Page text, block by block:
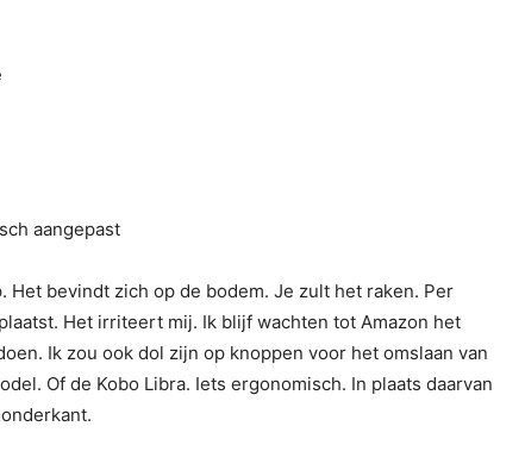
aangepast
Het bevindt zich op de bodem. Je zult het raken. Per
Het irriteert mij. Ik blijf wachten tot Amazon het
Ik zou ook dol zijn op knoppen voor het omslaan van
Of de Kobo Libra. Iets ergonomisch. In plaats daarvan